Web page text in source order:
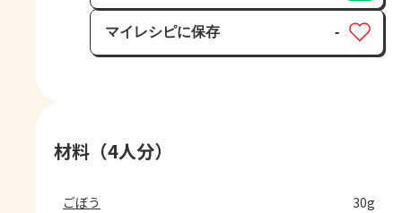
マイレシピに保存
保存済み
-
材料（4人分）
ごぼう 30g